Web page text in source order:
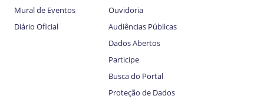
Mural de Eventos
Diário Oficial
Ouvidoria
Audiências Públicas
Dados Abertos
Participe
Busca do Portal
Proteção de Dados